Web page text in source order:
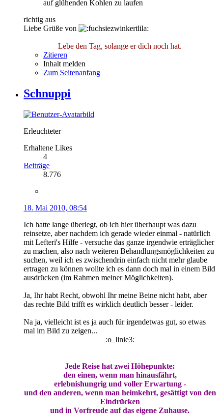
auf glühenden Kohlen zu laufen
richtig aus
Liebe Grüße von
Lebe den Tag, solange er dich noch hat.
Zitieren
Inhalt melden
Zum Seitenanfang
Schnuppi
Erleuchteter
Erhaltene Likes
4
Beiträge
8.776
18. Mai 2010, 08:54
Ich hatte lange überlegt, ob ich hier überhaupt was dazu
reinsetze, aber nachdem ich gerade wieder einmal - natürlich
mit Lefteri's Hilfe - versuche das ganze irgendwie erträglicher
zu machen, also nach weiteren Behandlungsmöglichkeiten zu
suchen, weil ich es zwischendrin einfach nicht mehr glaube
ertragen zu können wollte ich es dann doch mal in einem Bild
ausdrücken (im Rahmen meiner Möglichkeiten).
Ja, Ihr habt Recht, obwohl Ihr meine Beine nicht habt, aber
das rechte Bild trifft es wirklich deutlich besser - leider.
Na ja, vielleicht ist es ja auch für irgendetwas gut, so etwas
mal im Bild zu zeigen...
:o_linie3:
Jede Reise hat zwei Höhepunkte:
den einen, wenn man hinausfährt,
erlebnishungrig und voller Erwartung -
und den anderen, wenn man heimkehrt, gesättigt von den
Eindrücken
und in Vorfreude auf das eigene Zuhause.